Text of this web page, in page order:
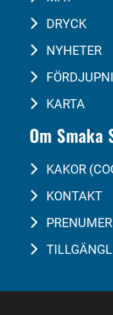
DRYCK
NYHETER
KARTA
Om Smaka
KAKOR
KONTAKT